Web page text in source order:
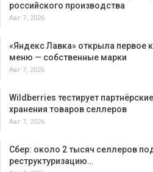
российского производства
Авг 7, 2026
«Яндекс Лавка» открыла первое
меню — собственные марки
Авг 7, 2026
Wildberries тестирует
хранения товаров селлеров
Авг 7, 2026
Сбер: около 2 тысяч селлеров
реструктуризацию…